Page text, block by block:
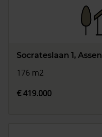
Socrateslaan 1, Assen
176 m2
€ 419.000